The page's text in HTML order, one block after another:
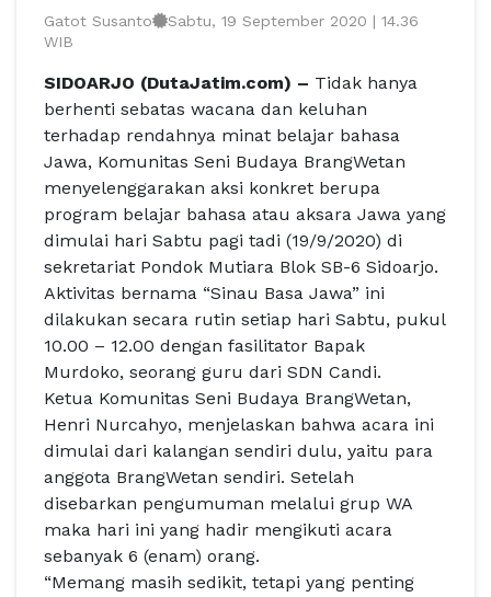
Gatot Susanto
Sabtu, 19 September 2020 | 14.36
WIB
SIDOARJO (DutaJatim.com) – Tidak hanya
berhenti sebatas wacana dan keluhan
terhadap rendahnya minat belajar bahasa
Jawa, Komunitas Seni Budaya BrangWetan
menyelenggarakan aksi konkret berupa
program belajar bahasa atau aksara Jawa yang
dimulai hari Sabtu pagi tadi (19/9/2020) di
sekretariat Pondok Mutiara Blok SB-6 Sidoarjo.
Aktivitas bernama “Sinau Basa Jawa” ini
dilakukan secara rutin setiap hari Sabtu, pukul
10.00 – 12.00 dengan fasilitator Bapak
Murdoko, seorang guru dari SDN Candi.
Ketua Komunitas Seni Budaya BrangWetan,
Henri Nurcahyo, menjelaskan bahwa acara ini
dimulai dari kalangan sendiri dulu, yaitu para
anggota BrangWetan sendiri. Setelah
disebarkan pengumuman melalui grup WA
maka hari ini yang hadir mengikuti acara
sebanyak 6 (enam) orang.
“Memang masih sedikit, tetapi yang penting